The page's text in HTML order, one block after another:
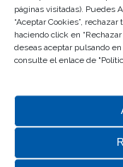
páginas visitadas). Puedes
“Aceptar Cookies”,
haciendo click en
deseas aceptar pulsando en
consulte el enlace de "
Otros Posts
Acierta con tus
Color del año
05/01/2024